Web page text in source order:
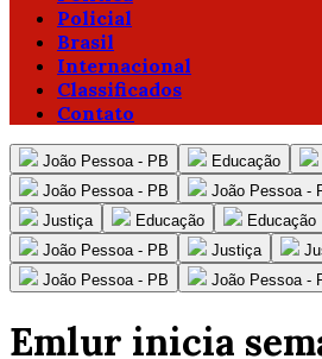
Policial
Brasil
Internacional
Classificados
Contato
João Pessoa - PB Educação
João Pessoa - PB
João Pessoa -
Justiça
Educação Educação
João Pessoa - PB
Justiça
João Pessoa - PB
João Pessoa -
Emlur inicia